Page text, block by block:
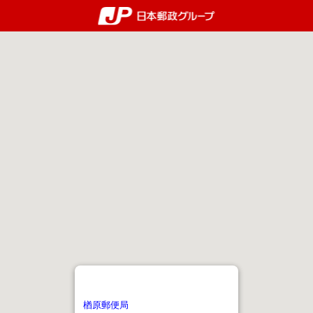
郵便局・日本郵政グループ
楢原郵便局